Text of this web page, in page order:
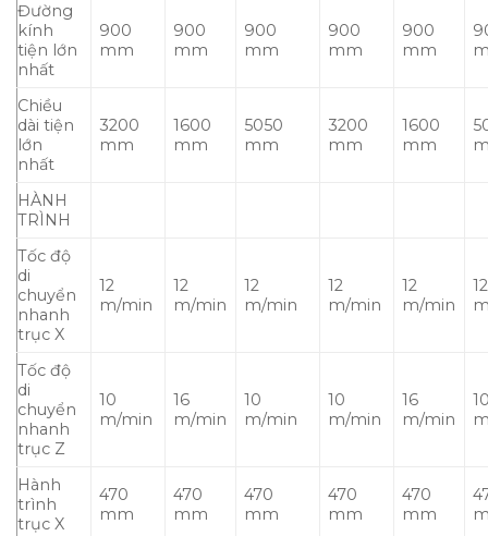
Đường
kính
tiện lớn
nhất
900
mm
900
mm
900
mm
900
mm
900
mm
Chiều
dài tiện
lớn
nhất
3200
mm
1600
mm
5050
mm
3200
mm
1600
mm
HÀNH
TRÌNH
Tốc độ
di
chuyển
nhanh
trục X
12
m/min
12
m/min
12
m/min
12
m/min
12
m/min
12
Tốc độ
di
chuyển
nhanh
trục Z
10
m/min
16
m/min
10
m/min
10
m/min
16
m/min
Hành
trình
trục X
470
mm
470
mm
470
mm
470
mm
470
mm